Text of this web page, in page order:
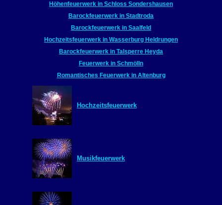
Höhenfeuerwerk in Schloss Sondershausen
Barockfeuerwerk in Stadtroda
Barockfeuerwerk in Saalfeld
Hochzeitsfeuerwerk in Wasserburg Heldrungen
Barockfeuerwerk in Talsperre Heyda
Feuerwerk in Schmölln
Romantisches Feuerwerk in Altenburg
Hochzeitsfeuerwerk
Musikfeuerwerk